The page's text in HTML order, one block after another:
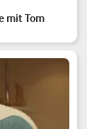
mit Tom